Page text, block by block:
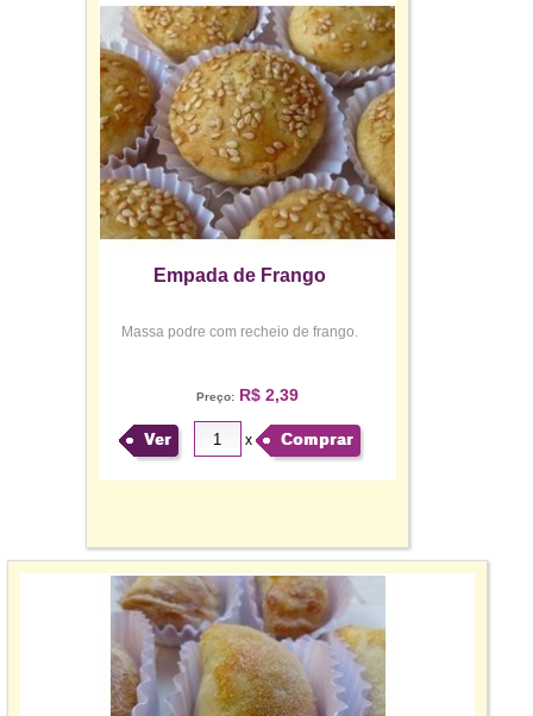
Empada de Frango
Massa podre com recheio de frango.
Preço:R$ 2,39
Ver x Comprar